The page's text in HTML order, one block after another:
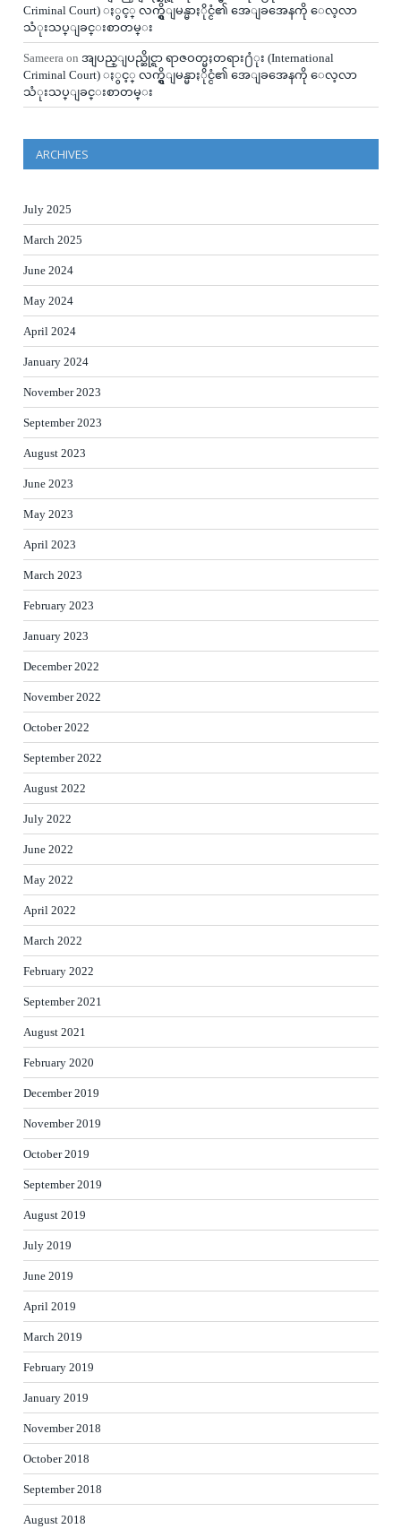
Criminal Court) ႏွင့္ လက္ရွိျမန္မာႏိုင္ငံ၏ အေျခအေနကို ေလ့လာ
သံုးသပ္ျခင္းစာတမ္း
Sameera on အျပည္ျပည္ဆိုင္ရာ ရာဇဝတ္မႈတရား႐ံုး (International
Criminal Court) ႏွင့္ လက္ရွိျမန္မာႏိုင္ငံ၏ အေျခအေနကို ေလ့လာ
သံုးသပ္ျခင္းစာတမ္း
ARCHIVES
July 2025
March 2025
June 2024
May 2024
April 2024
January 2024
November 2023
September 2023
August 2023
June 2023
May 2023
April 2023
March 2023
February 2023
January 2023
December 2022
November 2022
October 2022
September 2022
August 2022
July 2022
June 2022
May 2022
April 2022
March 2022
February 2022
September 2021
August 2021
February 2020
December 2019
November 2019
October 2019
September 2019
August 2019
July 2019
June 2019
April 2019
March 2019
February 2019
January 2019
November 2018
October 2018
September 2018
August 2018